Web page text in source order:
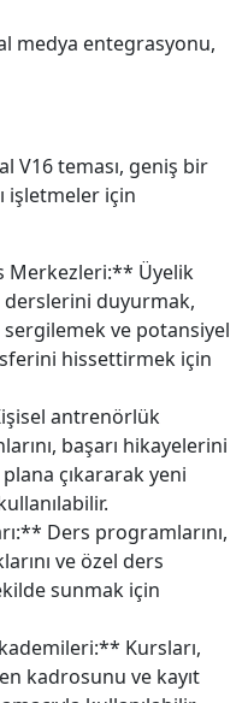
medya entegrasyonu,
V16 teması, geniş bir
işletmeler için
Merkezleri:** Üyelik
duyurmak,
ve potansiyel
hissettirmek için
antrenörlük
başarı hikayelerini
çıkararak yeni
Ders programlarını,
ve özel ders
sunmak için
Kursları,
kadrosunu ve kayıt